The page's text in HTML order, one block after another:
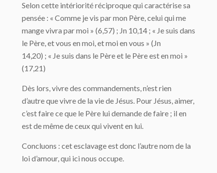
Selon cette intériorité réciproque qui caractérise sa
pensée : « Comme je vis par mon Père, celui qui me
mange vivra par moi » (6,57) ; Jn 10,14 ; « Je suis dans
le Père, et vous en moi, et moi en vous » (Jn
14,20) ; « Je suis dans le Père et le Père est en moi »
(17,21)
Dès lors, vivre des commandements, n’est rien
d’autre que vivre de la vie de Jésus. Pour Jésus, aimer,
c’est faire ce que le Père lui demande de faire ; il en
est de même de ceux qui vivent en lui.
Concluons : cet esclavage est donc l’autre nom de la
loi d’amour, qui ici nous occupe.